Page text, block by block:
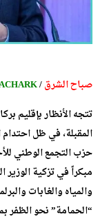
صباح الشرق/
تتجه الأنظار بإقليم
المقبلة، في ظل
حزب التجمع الوطني
مبكراً في تزكية الوزير
والمياه والغابات
“الحمامة” نحو الظفر